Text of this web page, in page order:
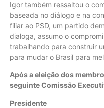
Igor também ressaltou o
baseada no diálogo e na
filiar ao PSD, um partido
dialoga, assumo o
trabalhando para construir
para mudar o Brasil para
Após a eleição dos
seguinte Comissão
Presidente